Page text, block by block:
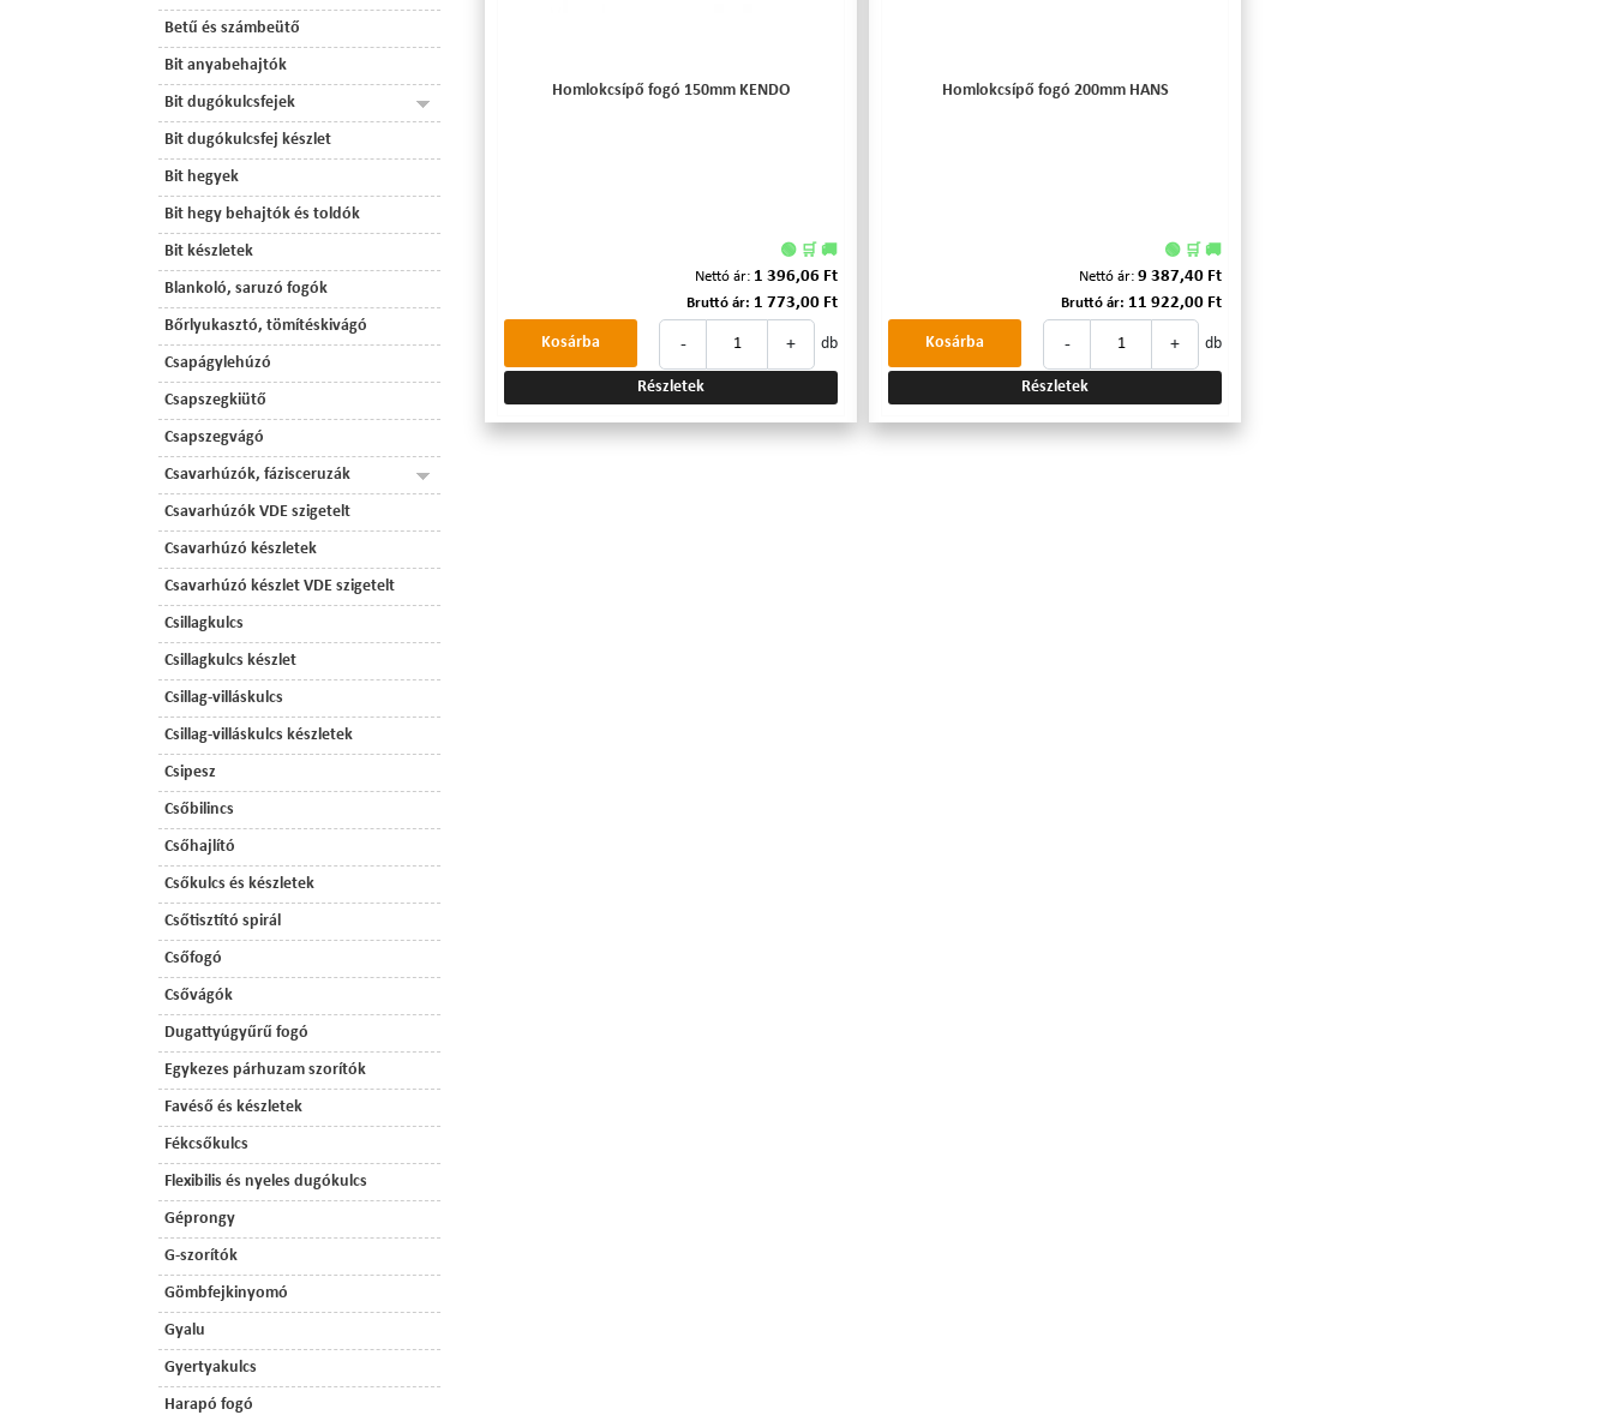
Betű és számbeütő
Bit anyabehajtók
Bit dugókulcsfejek
Bit dugókulcsfej készlet
Bit hegyek
Bit hegy behajtók és toldók
Bit készletek
Blankoló, saruzó fogók
Bőrlyukasztó, tömítéskivágó
Csapágylehúzó
Csapszegkiütő
Csapszegvágó
Csavarhúzók, fázisceruzák
Csavarhúzók VDE szigetelt
Csavarhúzó készletek
Csavarhúzó készlet VDE szigetelt
Csillagkulcs
Csillagkulcs készlet
Csillag-villáskulcs
Csillag-villáskulcs készletek
Csipesz
Csőbilincs
Csőhajlító
Csőkulcs és készletek
Csőtisztító spirál
Csőfogó
Csővágók
Dugattyúgyűrű fogó
Egykezes párhuzam szorítók
Favéső és készletek
Fékcsőkulcs
Flexibilis és nyeles dugókulcs
Géprongy
G-szorítók
Gömbfejkinyomó
Gyalu
Gyertyakulcs
Harapó fogó
Homlokcsípő fogó 150mm KENDO
🟢 🛒 🚚
Nettó ár: 1 396,06 Ft
Bruttó ár: 1 773,00 Ft
- + db
Kosárba
Részletek
Homlokcsípő fogó 200mm HANS
🟢 🛒 🚚
Nettó ár: 9 387,40 Ft
Bruttó ár: 11 922,00 Ft
- + db
Kosárba
Részletek